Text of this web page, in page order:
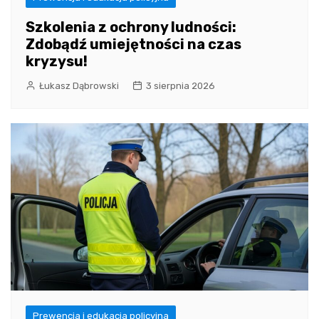
Szkolenia z ochrony ludności:
Zdobądź umiejętności na czas
kryzysu!
Łukasz Dąbrowski 3 sierpnia 2026
Prewencja i edukacja policyjna